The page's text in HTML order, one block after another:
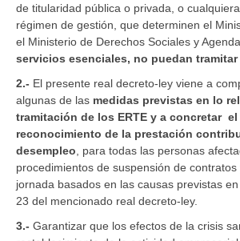
de titularidad pública o privada, o
régimen de gestión, que determinen el
el Ministerio de Derechos Sociales y
servicios esenciales, no puedan tramitar
2.- El presente real decreto-ley viene a
algunas de las medidas previstas en lo
tramitación de los ERTE y a concretar
reconocimiento de la prestación
desempleo , para todas las personas
procedimientos de suspensión de
jornada basados en las causas previstas
23 del mencionado real decreto-ley.
3.- Garantizar que los efectos de la crisis